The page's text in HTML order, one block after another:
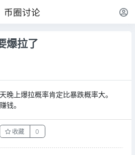
币圈讨论
爆拉了
晚上爆拉概率肯定比暴跌概率大。
钱。
收藏 0